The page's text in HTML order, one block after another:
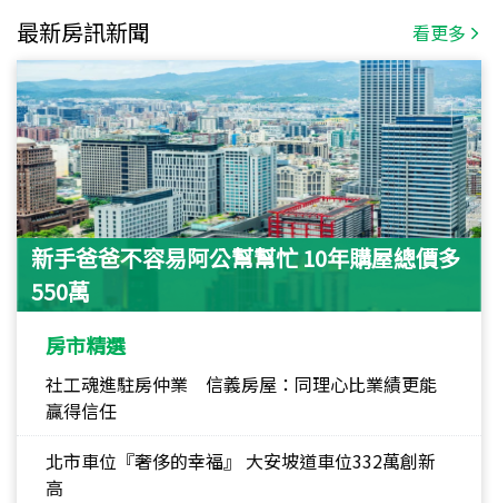
最新房訊新聞 看更多
新手爸爸不容易阿公幫幫忙 10年購屋總價多
550萬
房市精選
社工魂進駐房仲業 信義房屋：同理心比業績更能
贏得信任
北市車位『奢侈的幸福』 大安坡道車位332萬創新
高